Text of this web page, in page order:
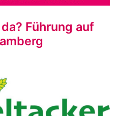
Führung auf